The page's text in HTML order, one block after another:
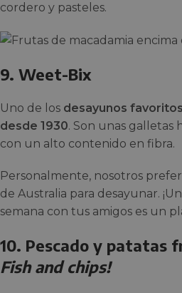
cordero y pasteles.
9. Weet-Bix
Uno de los desayunos
desde 1930. Son unas galletas
con un alto contenido en fibra.
Personalmente, nosotros
de Australia para desayunar.
semana con tus amigos es un
10. Pescado y patatas
Fish and chips!